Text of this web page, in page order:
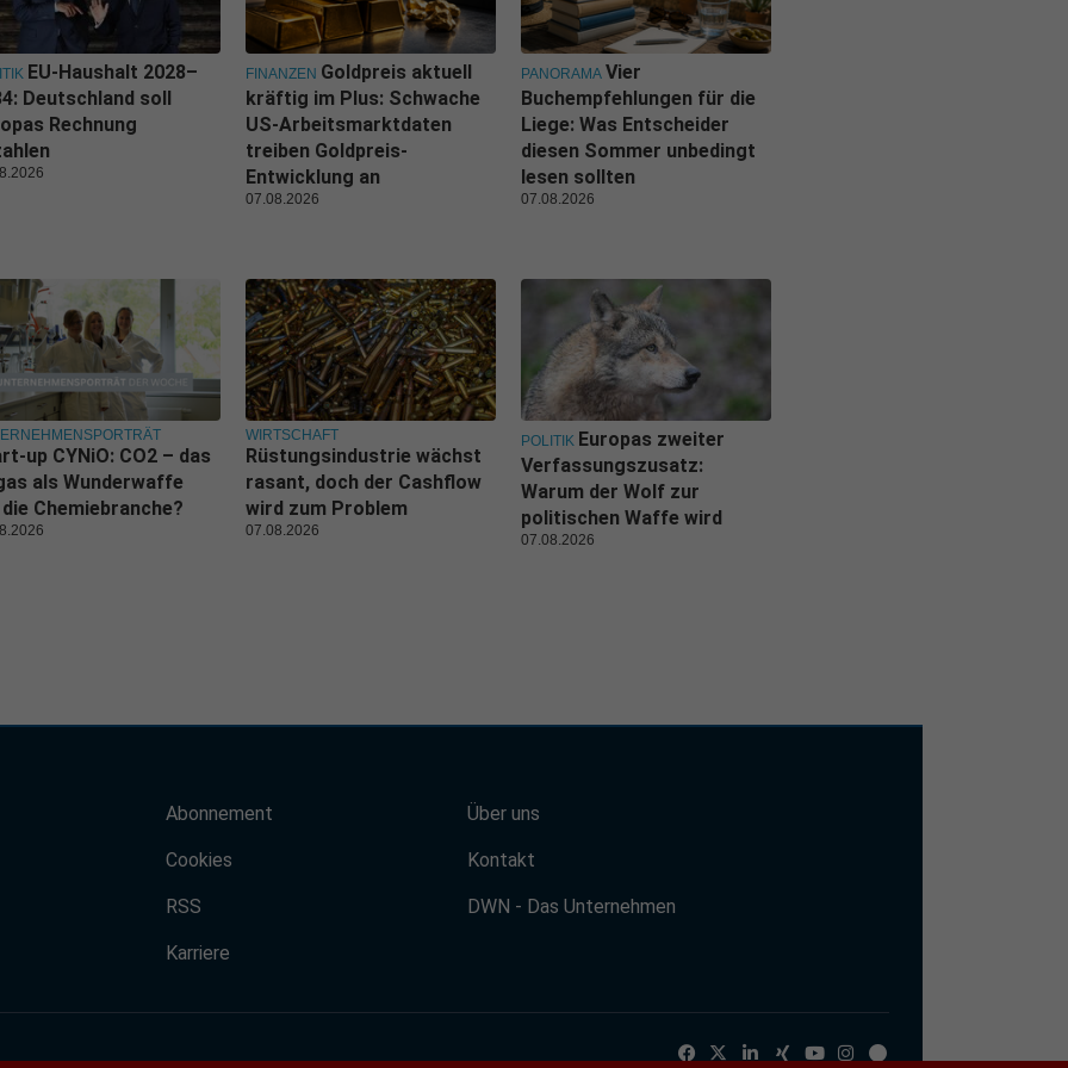
EU-Haushalt 2028–
Deutschland soll
Rechnung
FINANZEN Goldpreis aktuell
kräftig im Plus: Schwache
US-Arbeitsmarktdaten
treiben Goldpreis-
Entwicklung an
07.08.2026
PANORAMA Vier
Buchempfehlungen für die
Liege: Was Entscheider
diesen Sommer unbedingt
lesen sollten
07.08.2026
up CYNiO: CO2 – das
als Wunderwaffe
Chemiebranche?
WIRTSCHAFT
Rüstungsindustrie wächst
rasant, doch der Cashflow
wird zum Problem
07.08.2026
POLITIK Europas zweiter
Verfassungszusatz:
Warum der Wolf zur
politischen Waffe wird
07.08.2026
Abonnement
Cookies
RSS
Karriere
Über uns
Kontakt
DWN - Das Unternehmen